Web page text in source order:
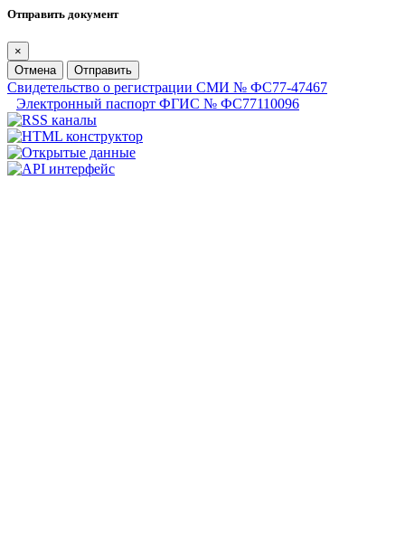
Отправить документ
×
Отмена
Отправить
Свидетельство о регистрации СМИ № ФС77-47467
Электронный паспорт ФГИС № ФС77110096